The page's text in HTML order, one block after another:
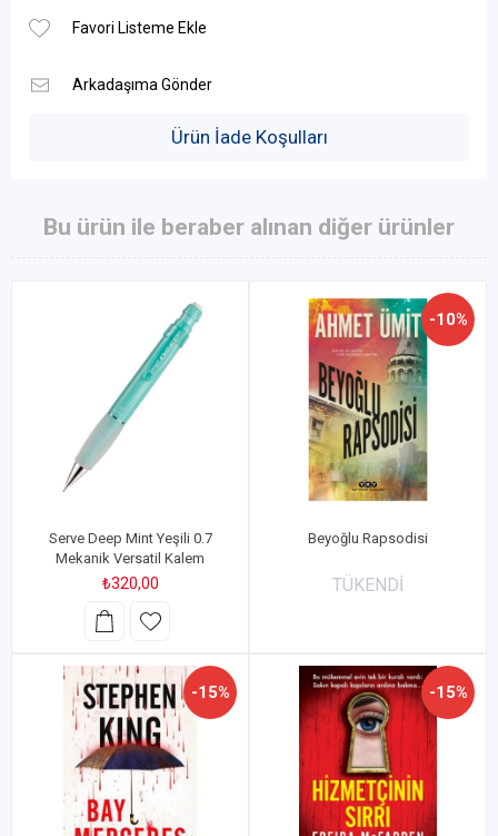
Ürün İade Koşulları
Bu ürün ile beraber alınan diğer ürünler
Serve Deep Mint Yeşili 0.7
Mekanik Versatil Kalem
₺320,00
-10%
Beyoğlu Rapsodisi
TÜKENDİ
-15% -15%